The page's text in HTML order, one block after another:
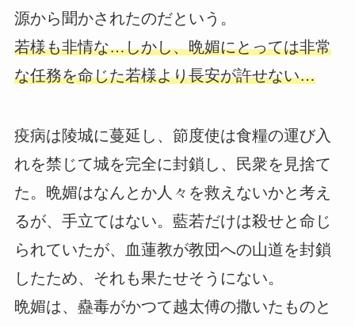
源から聞かされたのだという。
若様も非情な…しかし、晩媚にとっては非常
な任務を命じた若様より長安が許せない…
疫病は陵城に蔓延し、節度使は食糧の運び入
れを禁じて城を完全に封鎖し、民衆を見捨て
た。晩媚はなんとか人々を救えないかと考え
るが、手立てはない。藍若だけは殺せと命じ
られていたが、血蓮教が教団への山道を封鎖
したため、それも果たせそうにない。
晩媚は、蠱毒がかつて越太傅の撒いたものと